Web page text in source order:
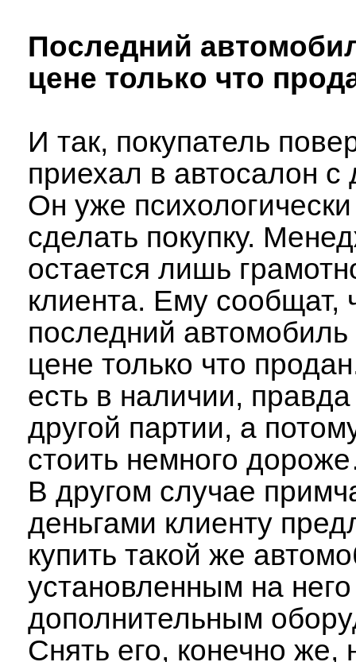
Последний
цене только что
И так, покупатель
приехал в автосалон с
Он уже
сделать покупку.
остается лишь
клиента. Ему сообщат,
последний автомобиль
цене только что
есть в наличии,
другой партии, а
стоить немного
В другом случае
деньгами клиенту
купить такой же
установленным на него
дополнительным
Снять его, конечно же,